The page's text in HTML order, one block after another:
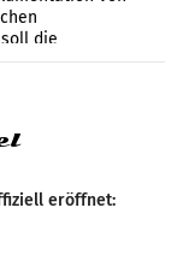
die
Manipulation und
eröffnet: